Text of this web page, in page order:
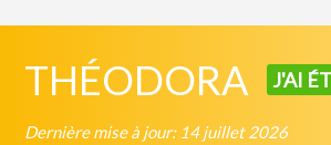
THÉODORA J'AI
Dernière mise à jour: 14 juillet 2026